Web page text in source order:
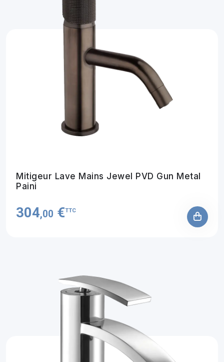
Mitigeur Lave Mains Jewel PVD Gun Metal
Paini
304,00 €TTC